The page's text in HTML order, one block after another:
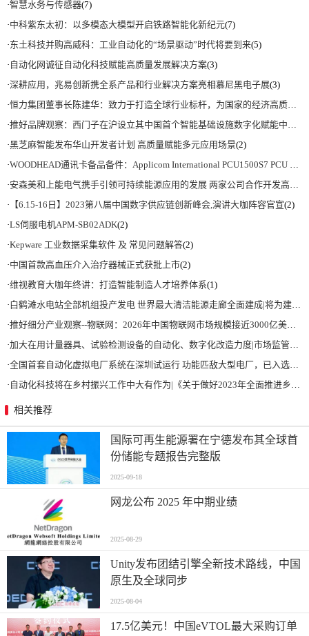
·智慧水务与传感器(7)
·中科紫东太初：以多模态大模型开启铁路智能化新纪元(7)
·东土科技并购高威科：工业自动化的“场景驱动”时代将要到来(5)
· 自动化网诚征自动化科技赋能高质量发展解决方案(3)
·深耕应用，兆易创新携全系产品和行业解决方案亮相慕尼黑电子展(3)
·恒力集团董事长陈建华：致力于打造全球行业标杆，为国家的经济高质量发展贡献更大力量|上海电气集团党委书记、董事长吴磊来访
·推好品牌观察：西门子在沪设立其中国首个智能基础设施数字化赋能中心
·黑芝麻智能发布华山开发者计划 高质量赋能多元应用场景(2)
·WOODHEAD通讯卡备品备件：Applicom International PCU1500S7 PCU 1500 S7 V4.5.0
·安森美和上能电气携手引领可持续能源应用的发展 两家公司合作开发高性能储能和太阳能组串式逆变器方案 以实现可持续的未来
· 【6.15-16日】2023第八届中国数字供应链创新峰会,演讲大咖阵容官宣(2)
·LS伺服电机APM-SB02ADK(2)
·Kepware 工业数据采集软件 及 常见问题解答(2)
·中国首款高血压介入治疗器械正式获批上市(2)
·维视教育大咖年终讲：打造智能制造人才培养体系(1)
·白鹤滩水电站全部机组投产发电 世界最大清洁能源走廊全面建成|将为建设新型能源体系、保障国家能源安全、实现“双碳”目标提供有力支撑
·推好细分产业观察--物联网：2026年中国物联网市场规模接近3000亿美元 智慧工厂、智慧城市、智慧电网等将占60%以上
·加大在用计量器具、试验检测设备的自动化、数字化改造力度|市场监管总局 工业和信息化部 关于促进企业计量能力提升的指导意见
·全国首套自动化虚拟电厂系统在深圳试运行 功能匹敌大型电厂，已入选国际典型案例
· 自动化科技将在乡村振兴工作中大有作为|《关于做好2023年全面推进乡村振兴重点工作的意见》发布
相关推荐
国际可再生能源署在宁德发布其全球首
份储能专题报告完整版
2025-09-18
网龙公布 2025 年中期业绩
2025-08-29
Unity发布团结引擎全新技术路线，中国
原生及全球同步
2025-08-04
17.5亿美元！中国eVTOL最大采购订单